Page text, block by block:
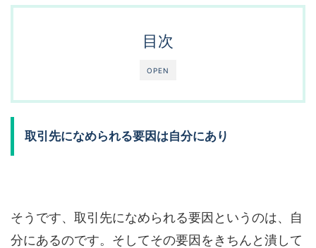
OPEN
目次
取引先になめられる要因は自分にあり
そうです、取引先になめられる要因というのは、自
分にあるのです。そしてその要因をきちんと潰して